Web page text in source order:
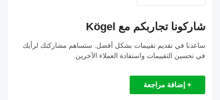
شاركونا تجاربكم مع Kögel
ساعدنا في تقديم تقييمات بشكل أفضل. ستساهم مشاركتك لرأيك
في تحسين التقييمات واستفادة العملاء الآخرين.
+ إضافة مراجعة